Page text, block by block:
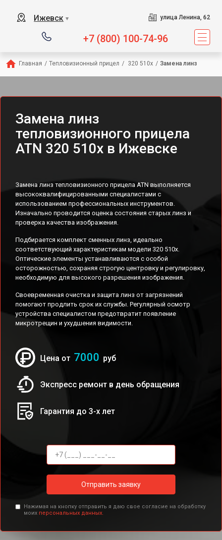
Ижевск ▼ улица Ленина, 62
+7 (800) 100-74-96
Главная / Тепловизионный прицел / 320 510x / Замена линз
Замена линз
тепловизионного прицела
ATN 320 510x в Ижевске
Замена линз тепловизионного прицела ATN выполняется
высококвалифицированными специалистами с
использованием профессиональных инструментов.
Изначально проводится оценка состояния старых линз и
проверка качества изображения.
Подбирается комплект сменных линз, идеально
соответствующий характеристикам модели 320 510x.
Оптические элементы устанавливаются с особой
осторожностью, сохраняя строгую центровку и регулировку,
необходимую для высокого разрешения изображения.
Своевременная очистка и защита линз от загрязнений
помогают продлить срок их службы. Регулярный осмотр
устройства специалистом предотвратит появление
микротрещин и ухудшения видимости.
Цена от 7000 руб
Экспресс ремонт в день обращения
Гарантия до 3-х лет
Отправить заявку
Нажимая на кнопку отправить я даю свое согласие на обработку
моих персональных данных.